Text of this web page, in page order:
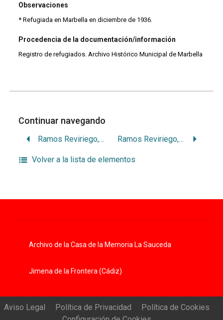
Observaciones
* Refugiada en Marbella en diciembre de 1936.
Procedencia de la documentación/información
Registro de refugiados. Archivo Histórico Municipal de Marbella
Continuar navegando
Ramos Reviriego, Catalina Ramos Reviriego, María
Volver a la lista de elementos
Archivo de la Casa de la Memoria La Sauceda
Jimena de la Frontera (Cádiz)
Aviso Legal Política de Privacidad
Política de Cookies